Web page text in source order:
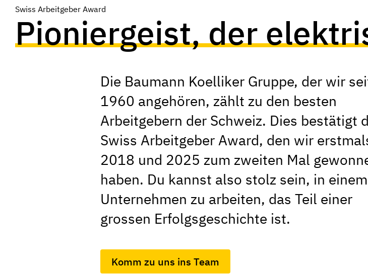
Swiss Arbeitgeber Award
Pioniergeist, der
Die Baumann Koelliker Gruppe, der wir
1960 angehören, zählt zu den besten
Arbeitgebern der Schweiz. Dies bestätigt
Swiss Arbeitgeber Award, den wir
2018 und 2025 zum zweiten Mal
haben. Du kannst also stolz sein, in einem
Unternehmen zu arbeiten, das Teil einer
grossen Erfolgsgeschichte ist.
Komm zu uns ins Team